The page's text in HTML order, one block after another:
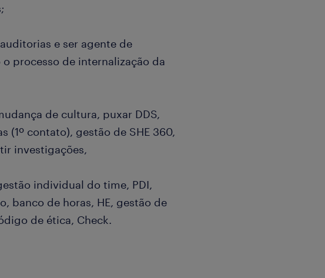
e ser agente de
processo de internalização da
de cultura, puxar DDS,
(1º contato), gestão de SHE 360,
investigações,
individual do time, PDI,
banco de horas, HE, gestão de
de ética, Check.